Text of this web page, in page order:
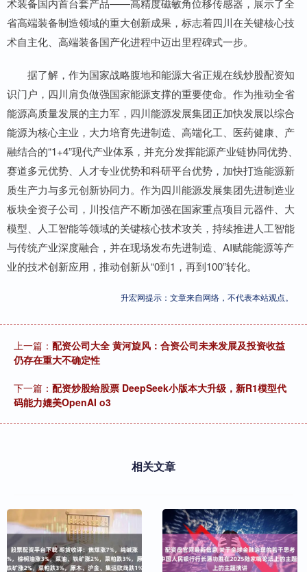
术装备国内首台套产品——高精度磁敏角位移传感器，展示了全
省高端装备制造领域的重大创新成果，标志着四川在关键核心技
术自主化、高端装备国产化进程中迈出里程碑式一步。
据了解，作为国家战略腹地和能源大省正规在线炒股配资知
识门户，四川肩负做强国家能源支撑的重要使命。作为推动全省
能源高质量发展的主力军，四川能源发展集团正加快发展以综合
能源为核心主业，大力培育先进制造、高端化工、医药健康、产
融结合的“1+4”现代产业体系，并充分发挥能源产业链协同优势、
赛道多元优势、人才专业优势和科研平台优势，加快打造能源新
质生产力与多元创新协同力。作为四川能源发展集团先进制造业
板块全资子公司，川投信产不断加强在国家重点项目元器件、大
模型、人工智能等领域的关键核心技术攻关，持续推进人工智能
与传统产业深度融合，并在现场发布先进制造、AI赋能能源等产
业的技术创新应用，推动创新从“0到1，再到100”转化。
升宏网提示：文章来自网络，不代表本站观点。
上一篇： 配资公司大全 黄河旋风：合资公司未来发展及投资收益
仍存在重大不确定性
下一篇： 配资炒股给股票 DeepSeek小版本大升级，新R1模型代
码能力媲美OpenAI o3
相关文章